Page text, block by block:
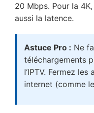
20 Mbps. Pour la
aussi la latence.
Astuce Pro : Ne
téléchargements
l’IPTV. Fermez
internet (comme